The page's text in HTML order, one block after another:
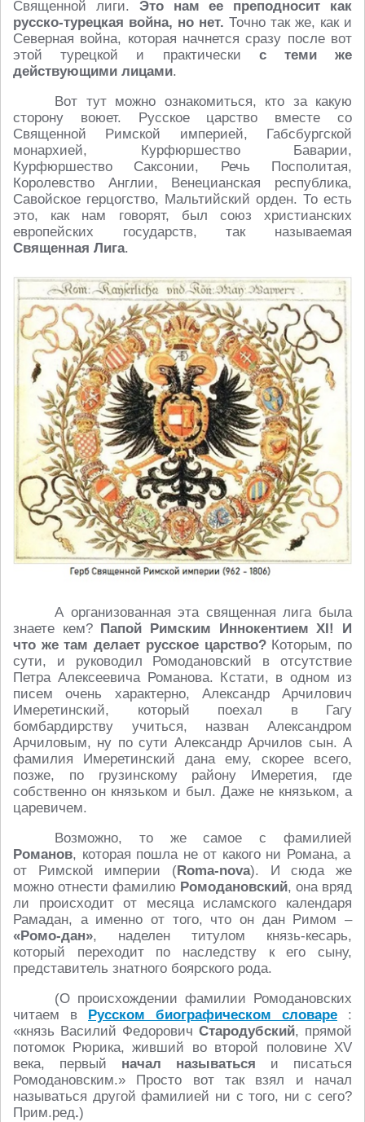
Священной лиги. Это нам ее преподносит как
русско-турецкая война, но нет. Точно так же, как и
Северная война, которая начнется сразу после вот
этой турецкой и практически с теми же
действующими лицами.
Вот тут можно ознакомиться, кто за какую
сторону воюет. Русское царство вместе со
Священной Римской империей, Габсбургской
монархией, Курфюршество Баварии,
Курфюршество Саксонии, Речь Посполитая,
Королевство Англии, Венецианская республика,
Савойское герцогство, Мальтийский орден. То есть
это, как нам говорят, был союз христианских
европейских государств, так называемая
Священная Лига.
А организованная эта священная лига была
знаете кем? Папой Римским Иннокентием XI! И
что же там делает русское царство?Которым, по
сути, и руководил Ромодановский в отсутствие
Петра Алексеевича Романова. Кстати, в одном из
писем очень характерно, Александр Арчилович
Имеретинский, который поехал в Гагу
бомбардирству учиться, назван Александром
Арчиловым, ну по сути Александр Арчилов сын. А
фамилия Имеретинский дана ему, скорее всего,
позже, по грузинскому району Имеретия, где
собственно он князьком и был. Даже не князьком, а
царевичем.
Возможно, то же самое с фамилией
Романов, которая пошла не от какого ни Романа, а
от Римской империи (Roma-nova). И сюда же
можно отнести фамилию Ромодановский, она вряд
ли происходит от месяца исламского календаря
Рамадан, а именно от того, что он дан Римом –
«Ромо-дан», наделен титулом князь-кесарь,
который переходит по наследству к его сыну,
представитель знатного боярского рода.
(О происхождении фамилии Ромодановских
читаем в Русском биографическом словаре :
«князь Василий Федорович Стародубский, прямой
потомок Рюрика, живший во второй половине XV
века, первый начал называться и писаться
Ромодановским.» Просто вот так взял и начал
называться другой фамилией ни с того, ни с сего?
Прим.ред.)